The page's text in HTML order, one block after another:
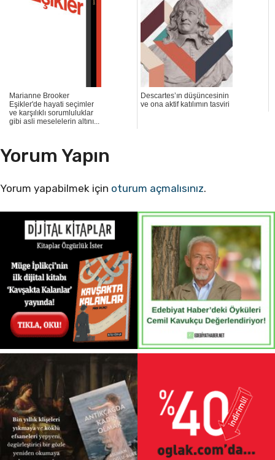
Marianne Brooker
Eşikler'de hayati seçimler
ve karşılıklı sorumluluklar
gibi asli meselelerin altını...
Descartes’ın düşüncesinin
ve ona aktif katılımın tasviri
Yorum Yapın
Yorum yapabilmek için oturum açmalısınız.